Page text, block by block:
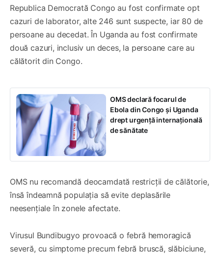
Republica Democrată Congo au fost confirmate opt
cazuri de laborator, alte 246 sunt suspecte, iar 80 de
persoane au decedat. În Uganda au fost confirmate
două cazuri, inclusiv un deces, la persoane care au
călătorit din Congo.
OMS declară focarul de
Ebola din Congo și Uganda
drept urgență internațională
de sănătate
OMS nu recomandă deocamdată restricții de călătorie,
însă îndeamnă populația să evite deplasările
neesențiale în zonele afectate.
Virusul Bundibugyo provoacă o febră hemoragică
severă, cu simptome precum febră bruscă, slăbiciune,